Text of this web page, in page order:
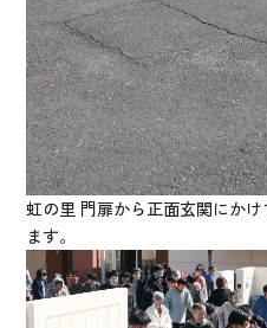
虹の里 門扉から正面玄関にか
ます。